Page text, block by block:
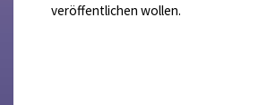
veröffentlichen wollen.